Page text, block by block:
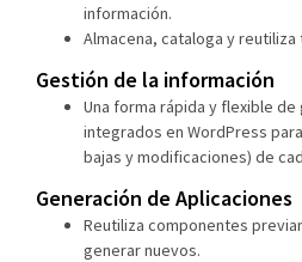
información.
Almacena, cataloga y
Gestión de la información
Una forma rápida y flexible
integrados en WordPress
bajas y modificaciones) de
Generación de Aplicaciones
Reutiliza componentes
generar nuevos.